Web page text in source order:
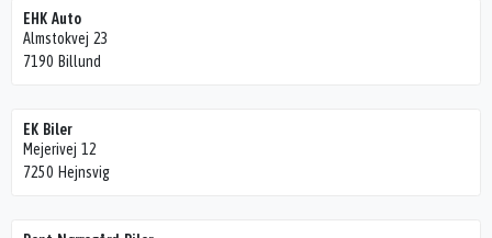
EHK Auto
Almstokvej 23
7190 Billund
EK Biler
Mejerivej 12
7250 Hejnsvig